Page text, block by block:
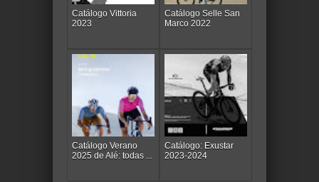
Catálogo Vittoria
2023
Catálogo Selle San
Marco 2022
Catálogo Verano
2025 de Alé: todas ...
Catálogo: Exustar
2023-2024